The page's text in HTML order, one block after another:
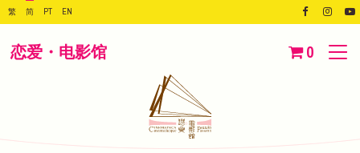
繁 简 PT EN
恋爱・电影馆 0